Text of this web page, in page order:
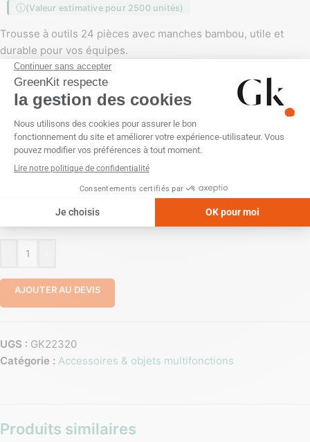
(Valeur estimative pour 2500 unités)
Trousse à outils 24 pièces avec manches bambou, utile et
durable pour vos équipes.
PERSONNALISATION
Doming Etiquette numérique (quadri) Gravure laser
Impression numérique (quadri) Sans personnalisation
Tampographie (1 couleur)
Dessus (boite) En bas de la boite
AJOUTER AU DEVIS
UGS : GK22320
Catégorie : Accessoires & objets multifonctions
Produits similaires